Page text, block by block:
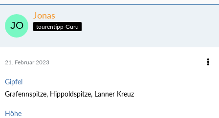
Jonas
tourentipp-Guru
21. Februar 2023
Gipfel
Grafennspitze, Hippoldspitze, Lanner Kreuz
Höhe